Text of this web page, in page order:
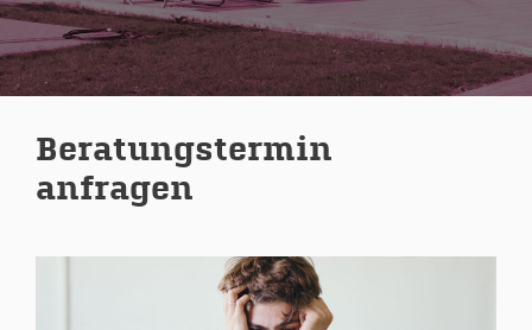
Beratungstermin
anfragen